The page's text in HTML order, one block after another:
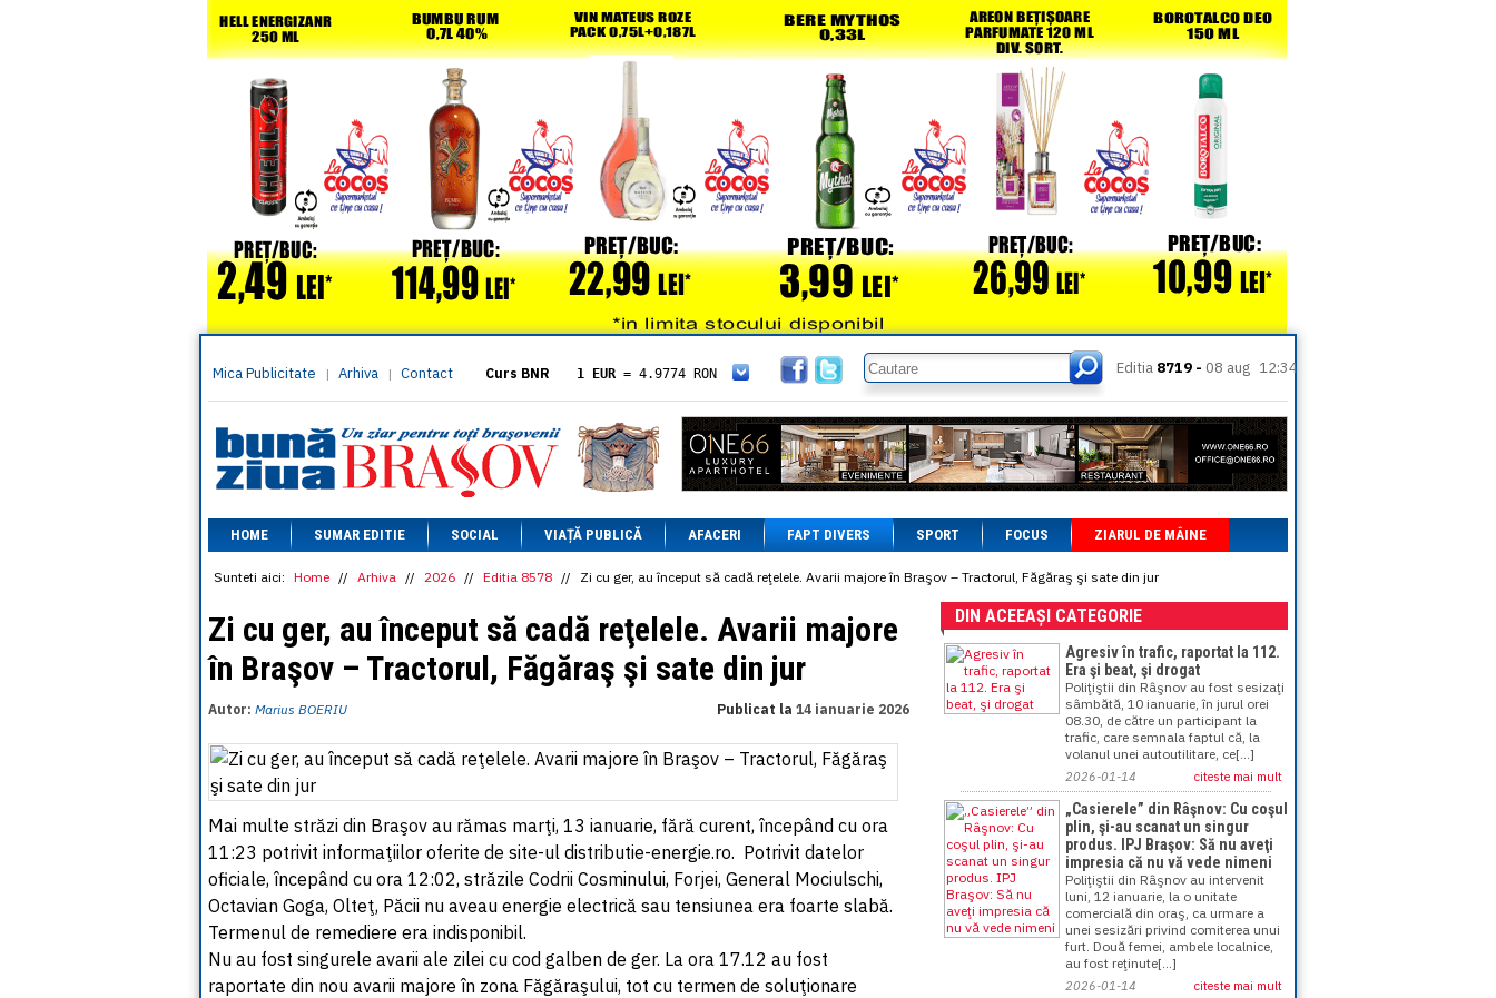
Mica Publicitate | Arhiva | Contact Curs BNR 1 EUR = 4.9774 RON
= 5.8304 RON
1 XAU= 464.4611 RON
1 AED= 1.1933 RON
1 AUD= 2.7957 RON
1 BGN= 2.5449 RON
1 CAD= 3.1559 RON
1 CHF= 5.2813 RON
1 CNY= 0.6015 RON
1 DKK
= 0.6668 RON
1 EGP= 0.0860 RON
= 1.2223 RON
1 INR = 0.0513 RON
1 MXN= 0.2227 RON
1 PLN
= 1.1646 RON
1 RSD= 0.0425 RON
1 RUB= 0.0530 RON
1 SEK= 0.4526 RON
1 TRY= 0.1141 RON
1 UAH= 0.1048 RON
1 ZAR= 0.2318 RON
Editia 8719 - 08 aug 12:34
HOME SUMAR EDITIE SOCIAL VIAȚĂ PUBLICĂ AFACERI FAPT DIVERS SPORT FOCUS ZIARUL DE MÂINE
Sunteti aici: Home // Arhiva // 2026 // Editia 8578 // Zi cu ger, au început să cadă reţelele. Avarii majore în Braşov – Tractorul, Făgăraş şi sate din jur
Zi cu ger, au început să cadă reţelele. Avarii majore
în Braşov – Tractorul, Făgăraş şi sate din jur
Autor: Marius BOERIU Publicat la 14 ianuarie 2026
Mai multe străzi din Braşov au rămas marţi, 13 ianuarie, fără curent, începând cu ora
11:23 potrivit informaţiilor oferite de site-ul distributie-energie.ro. Potrivit datelor
oficiale, începând cu ora 12:02, străzile Codrii Cosminului, Forjei, General Mociulschi,
Octavian Goga, Olteţ, Păcii nu aveau energie electrică sau tensiunea era foarte slabă.
Termenul de remediere era indisponibil.
Nu au fost singurele avarii ale zilei cu cod galben de ger. La ora 17.12 au fost
raportate din nou avarii majore în zona Făgăraşului, tot cu termen de soluţionare
DIN ACEEAȘI CATEGORIE
Agresiv în trafic, raportat la 112.
Era şi beat, şi drogat
Poliţiştii din Râşnov au fost sesizaţi
sâmbătă, 10 ianuarie, în jurul orei
08.30, de către un participant la
trafic, care semnala faptul că, la
volanul unei autoutilitare, ce[...]
2026-01-14 citeste mai mult
„Casierele” din Râşnov: Cu coşul
plin, şi-au scanat un singur
produs. IPJ Braşov: Să nu aveţi
impresia că nu vă vede nimeni
Poliţiştii din Râşnov au intervenit
luni, 12 ianuarie, la o unitate
comercială din oraş, ca urmare a
unei sesizări privind comiterea unui
furt. Două femei, ambele localnice,
au fost reţinute[...]
2026-01-14 citeste mai mult